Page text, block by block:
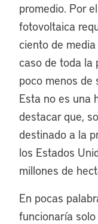
promedio. Por
fotovoltaica
ciento de
caso de toda la
poco menos de
Esta no es una
destacar que,
destinado a la
los Estados
millones de
En pocas
funcionaría